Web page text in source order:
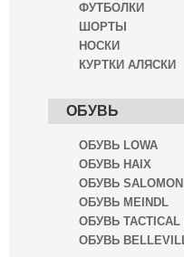
ФУТБОЛКИ
ШОРТЫ
НОСКИ
КУРТКИ АЛЯСКИ
ОБУВЬ
ОБУВЬ LOWA
ОБУВЬ HAIX
ОБУВЬ SALOMON
ОБУВЬ MEINDL
ОБУВЬ TACTICAL
ОБУВЬ